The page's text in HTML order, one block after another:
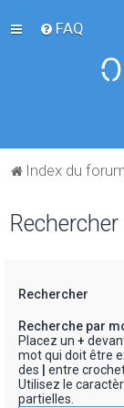
FAQ
Index du forum
Rechercher
Rechercher
Recherche par
Placez un +
mot qui doit être
des
entre
Utilisez le
partielles.